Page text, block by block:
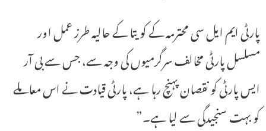
پارٹی ایم ایل سی محترمہ کے کویتا کے حالیہ طرز عمل اور
مسلسل پارٹی مخالف سرگرمیوں کی وجہ سے، جس سے بی آر
ایس پارٹی کو نقصان پہنچ رہا ہے، پارٹی قیادت نے اس معاملے
کو بہت سنجیدگی سے لیا ہے۔”